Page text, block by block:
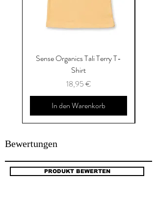
Sense Organics Tali Terry T-
Shirt
Preis
18,95 €
In den Warenkorb
Bewertungen
PRODUKT BEWERTEN